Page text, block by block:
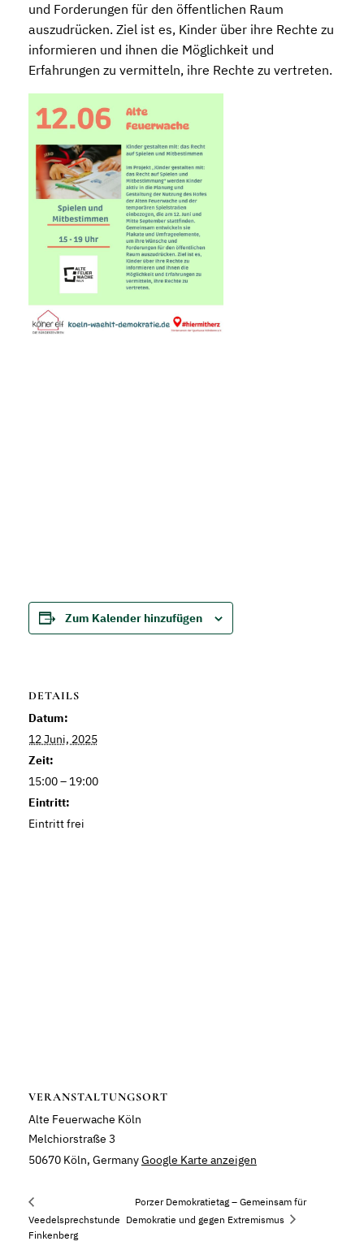
und Forderungen für den öffentlichen Raum
auszudrücken. Ziel ist es, Kinder über ihre Rechte zu
informieren und ihnen die Möglichkeit und
Erfahrungen zu vermitteln, ihre Rechte zu vertreten.
Zum Kalender hinzufügen
DETAILS
Datum:
12 Juni, 2025
Zeit:
15:00 – 19:00
Eintritt:
Eintritt frei
VERANSTALTUNGSORT
Alte Feuerwache Köln
Melchiorstraße 3
50670 Köln, GermanyGoogle Karte anzeigen
Veedelsprechstunde
Finkenberg
Porzer Demokratietag – Gemeinsam für
Demokratie und gegen Extremismus